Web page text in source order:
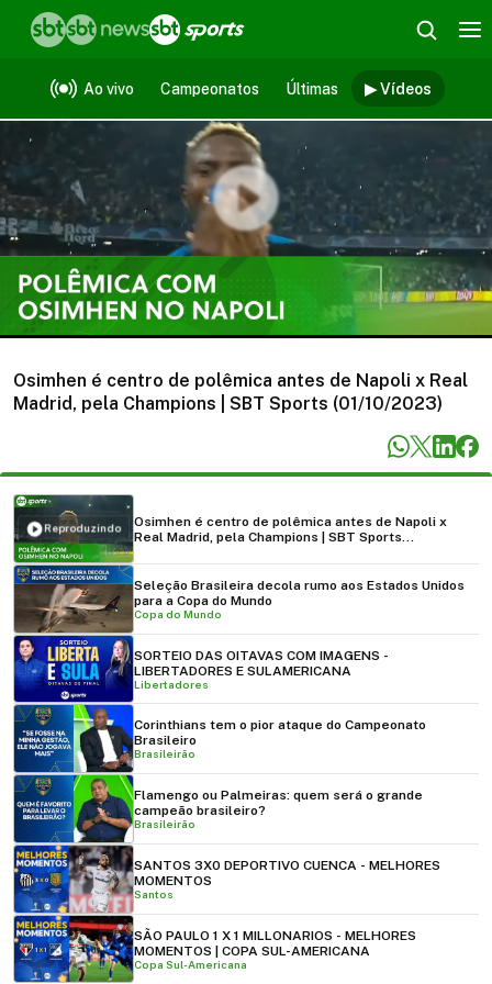
Ao vivo Campeonatos Últimas ▶ Vídeos
Vídeos
Osimhen é centro de polêmica antes de Napoli x Real
Madrid, pela Champions | SBT Sports (01/10/2023)
Reproduzindo
Osimhen é centro de polêmica antes de Napoli x
Real Madrid, pela Champions | SBT Sports
Seleção Brasileira decola rumo aos Estados Unidos
para a Copa do Mundo
Copa do Mundo
SORTEIO DAS OITAVAS COM IMAGENS -
LIBERTADORES E SULAMERICANA
Libertadores
Corinthians tem o pior ataque do Campeonato
Brasileiro
Brasileirão
Flamengo ou Palmeiras: quem será o grande
campeão brasileiro?
Brasileirão
SANTOS 3X0 DEPORTIVO CUENCA - MELHORES
MOMENTOS
Santos
SÃO PAULO 1 X 1 MILLONARIOS - MELHORES
MOMENTOS | COPA SUL-AMERICANA
Copa Sul-Americana